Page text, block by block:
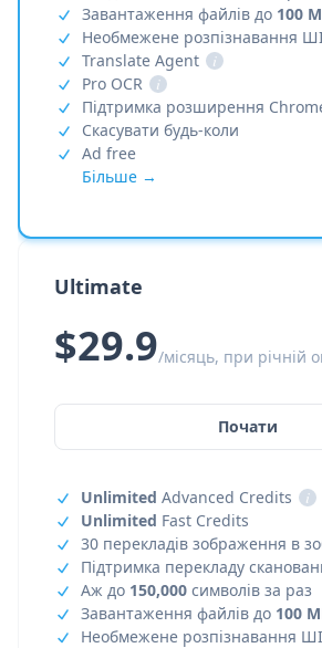
Завантаження файлів до 100
Необмежене розпізнавання ШІ
Translate Agent
i
Pro OCR
i
Підтримка розширення
Скасувати будь-коли
Ad free
Більше →
Ultimate
$29.9/місяць, при річній
Почати
Unlimited Advanced Credits
i
Unlimited Fast Credits
30 перекладів зображення в
Підтримка перекладу
Аж до 150,000 символів за раз
Завантаження файлів до 100
Необмежене розпізнавання ШІ